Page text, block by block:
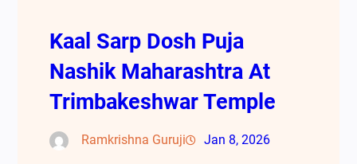
Kaal Sarp Dosh Puja
Nashik Maharashtra At
Trimbakeshwar Temple
Ramkrishna Guruji Jan 8, 2026